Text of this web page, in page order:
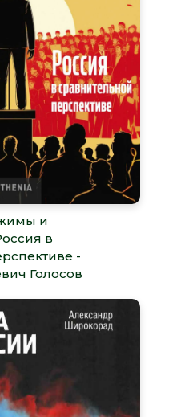
и
в
-
Голосов